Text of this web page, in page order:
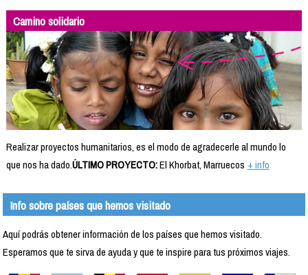
Camino solidario
Realizar proyectos humanitarios, es el modo de agradecerle al mundo lo
que nos ha dado.ÚLTIMO PROYECTO:El Khorbat, Marruecos + info
Info sobre países que hemos visitado
Aquí podrás obtener información de los países que hemos visitado.
Esperamos que te sirva de ayuda y que te inspire para tus próximos viajes.